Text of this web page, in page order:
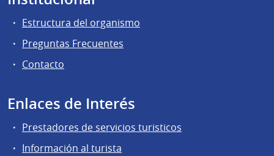
Estructura del organismo
Preguntas Frecuentes
Contacto
Enlaces de Interés
Prestadores de servicios turisticos
Información al turista